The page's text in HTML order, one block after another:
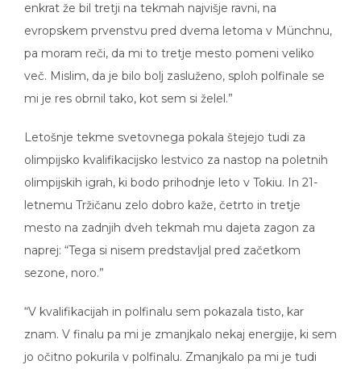
enkrat že bil tretji na tekmah najvišje ravni, na
evropskem prvenstvu pred dvema letoma v Münchnu,
pa moram reči, da mi to tretje mesto pomeni veliko
več. Mislim, da je bilo bolj zasluženo, sploh polfinale se
mi je res obrnil tako, kot sem si želel.”
Letošnje tekme svetovnega pokala štejejo tudi za
olimpijsko kvalifikacijsko lestvico za nastop na poletnih
olimpijskih igrah, ki bodo prihodnje leto v Tokiu. In 21-
letnemu Tržičanu zelo dobro kaže, četrto in tretje
mesto na zadnjih dveh tekmah mu dajeta zagon za
naprej: “Tega si nisem predstavljal pred začetkom
sezone, noro.”
“V kvalifikacijah in polfinalu sem pokazala tisto, kar
znam. V finalu pa mi je zmanjkalo nekaj energije, ki sem
jo očitno pokurila v polfinalu. Zmanjkalo pa mi je tudi